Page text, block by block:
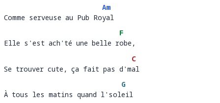
Comme serveuse au Pub Ro
Am
yal
Comme serveuse au Pub Royal
Elle s'est ach'té une belle r
F
obe,
Elle s'est ach'té une belle robe,
Se trouver cute, ça fait pas d'm
C
al
Se trouver cute, ça fait pas d'mal
À tous les matins quand l'sol
G
eil
À tous les matins quand l'soleil